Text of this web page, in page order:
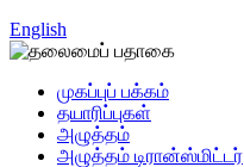
English
முகப்புப் பக்கம்
தயாரிப்புகள்
அழுத்தம்
அழுத்தம் டிரான்ஸ்மிட்டர்